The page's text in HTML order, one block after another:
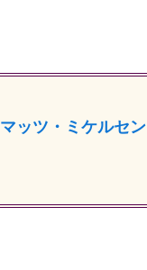
マッツ・ミケルセン